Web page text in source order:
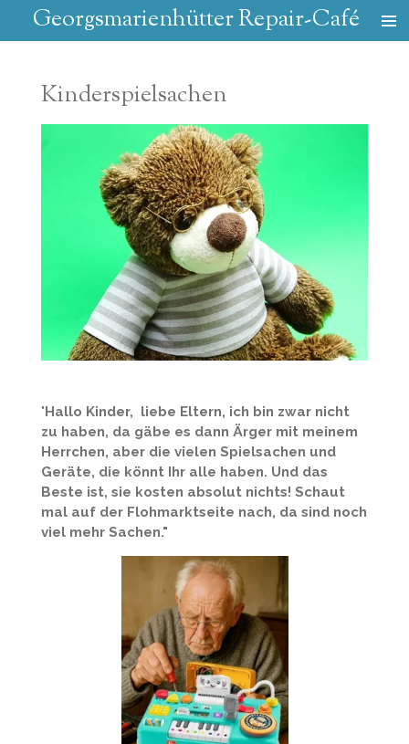
Zum
Hauptinhalt
Georgsmarienhütter Repair-Café
Kinderspielsachen
"Hallo Kinder, liebe Eltern, ich bin zwar nicht
zu haben, da gäbe es dann Ärger mit meinem
Herrchen, aber die vielen Spielsachen und
Geräte, die könnt Ihr alle haben. Und das
Beste ist, sie kosten absolut nichts! Schaut
mal auf der Flohmarktseite nach, da sind noch
viel mehr Sachen."